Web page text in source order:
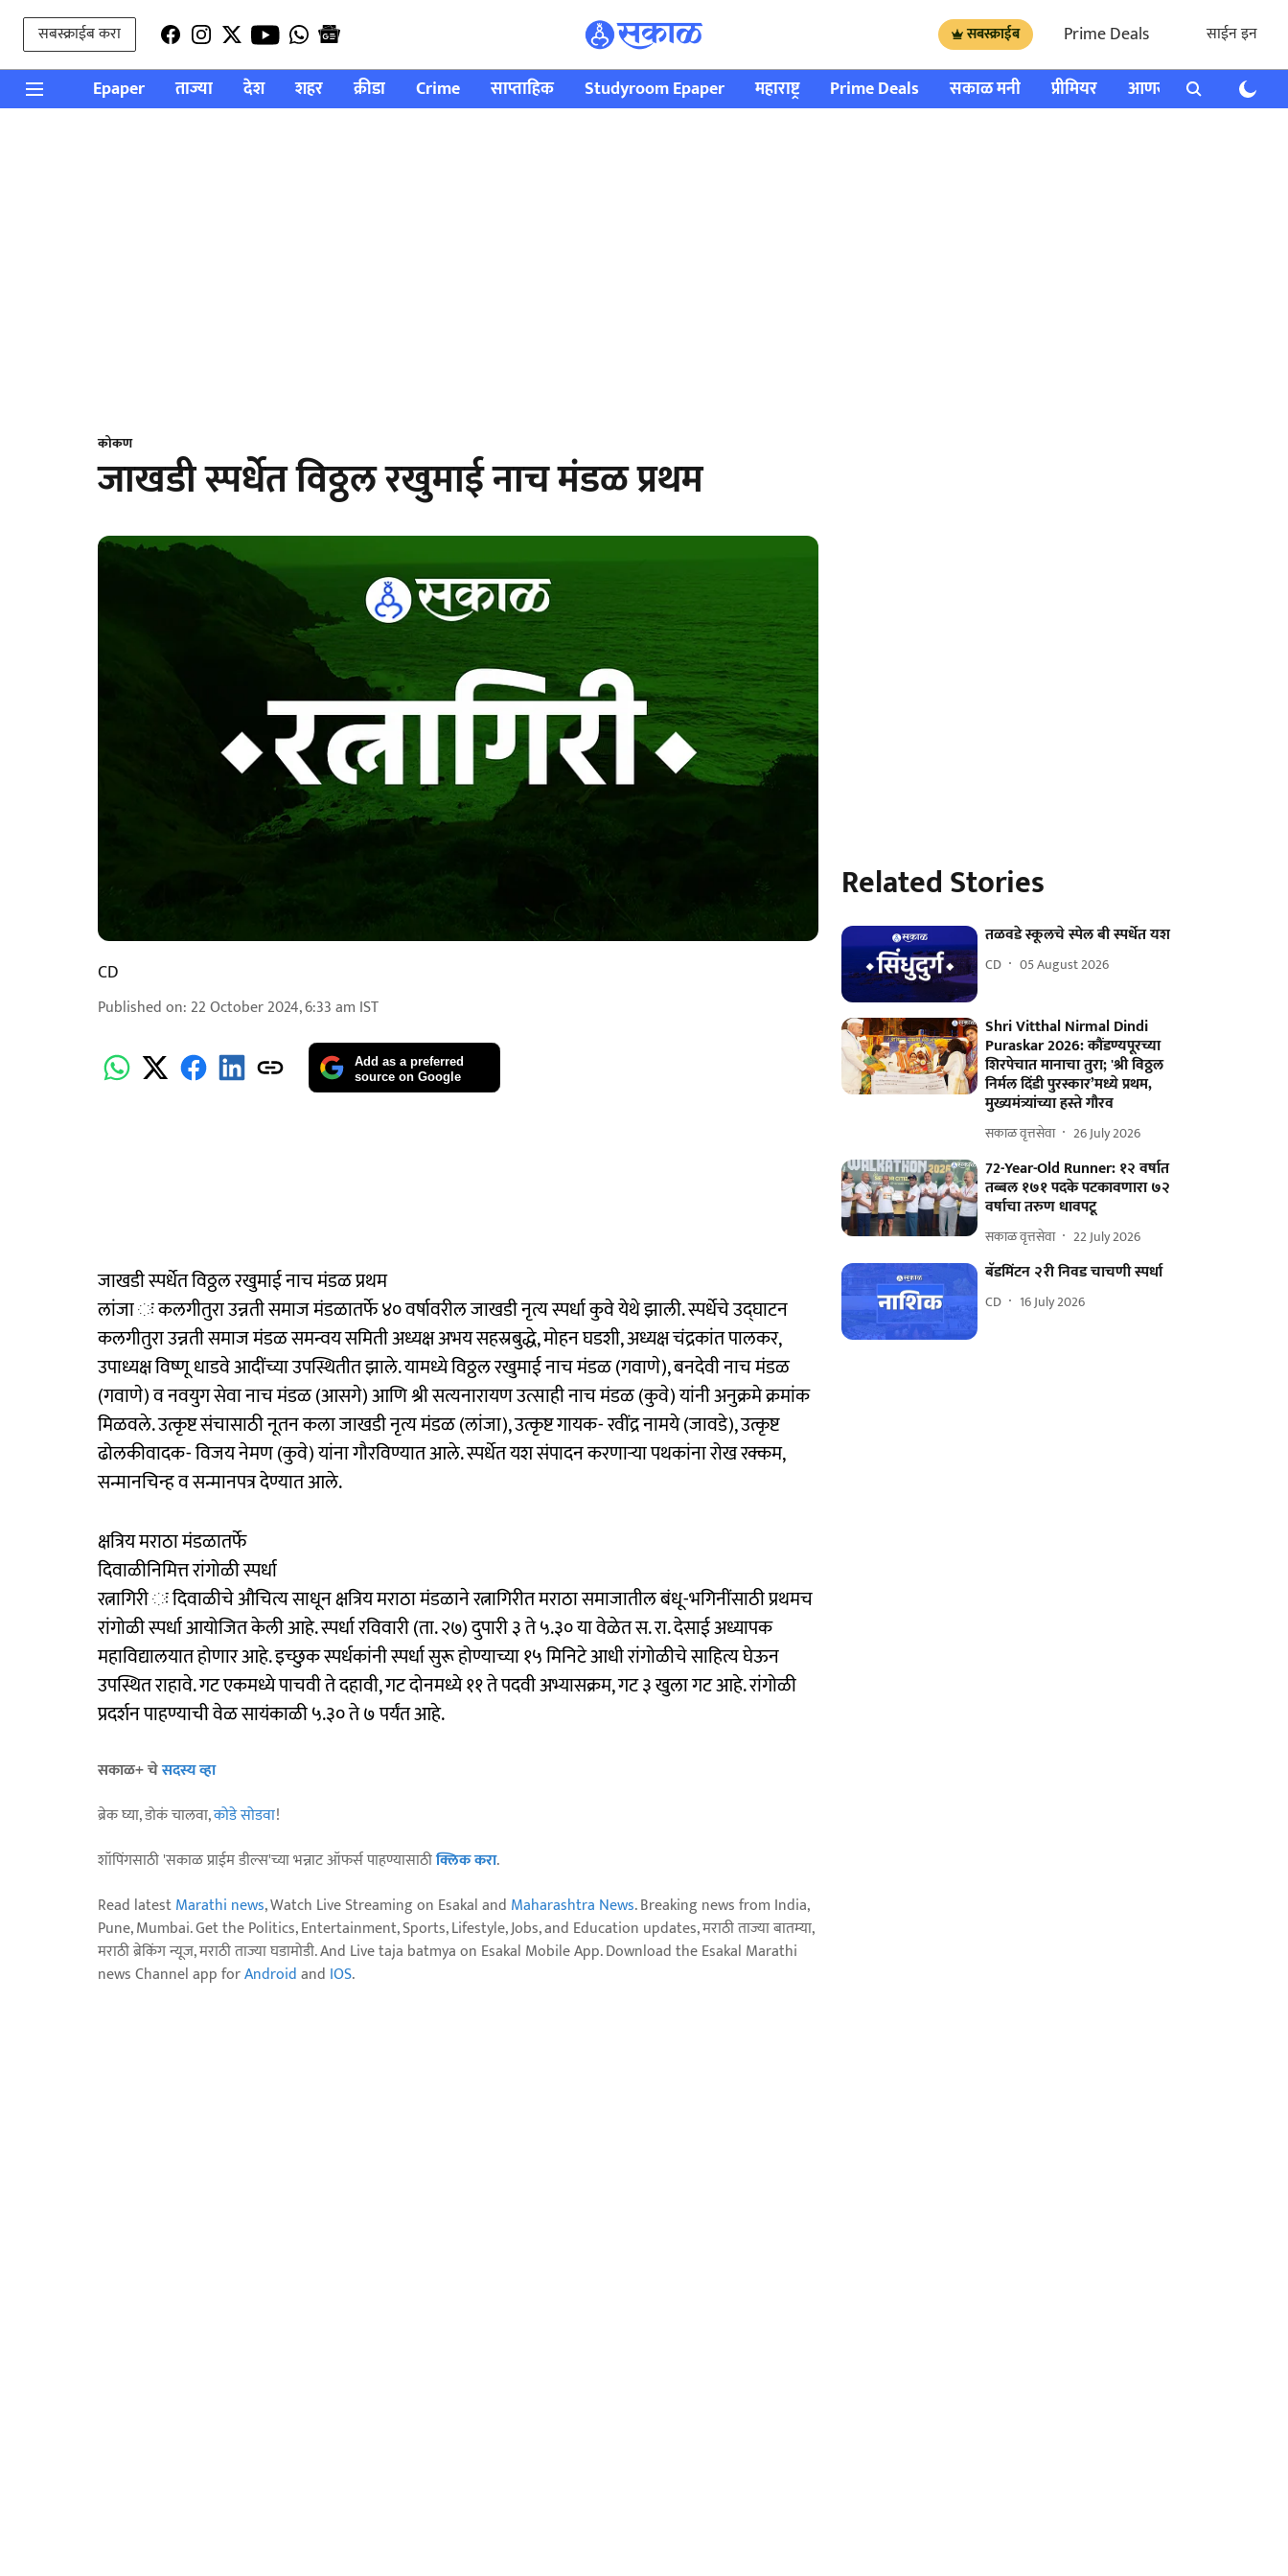
सबस्क्राईब करा सबस्क्राईब Prime Deals साईन इन
Epaper ताज्या देश शहर क्रीडा Crime साप्ताहिक Studyroom Epaper महाराष्ट्र Prime Deals सकाळ मनी प्रीमियर आणखी राशी भविष्य
कोकण
जाखडी स्पर्धेत विठ्ठल रखुमाई नाच मंडळ प्रथम
CD
Published on: 22 October 2024, 6:33 am IST
Add as a preferred
source on Google
जाखडी स्पर्धेत विठ्ठल रखुमाई नाच मंडळ प्रथम
लांजा ः कलगीतुरा उन्नती समाज मंडळातर्फे ४० वर्षावरील जाखडी नृत्य स्पर्धा कुवे येथे झाली. स्पर्धेचे उद्घाटन
कलगीतुरा उन्नती समाज मंडळ समन्वय समिती अध्यक्ष अभय सहस्रबुद्धे, मोहन घडशी, अध्यक्ष चंद्रकांत पालकर,
उपाध्यक्ष विष्णू धाडवे आदींच्या उपस्थितीत झाले. यामध्ये विठ्ठल रखुमाई नाच मंडळ (गवाणे), बनदेवी नाच मंडळ
(गवाणे) व नवयुग सेवा नाच मंडळ (आसगे) आणि श्री सत्यनारायण उत्साही नाच मंडळ (कुवे) यांनी अनुक्रमे क्रमांक
मिळवले. उत्कृष्ट संचासाठी नूतन कला जाखडी नृत्य मंडळ (लांजा), उत्कृष्ट गायक- रवींद्र नामये (जावडे), उत्कृष्ट
ढोलकीवादक- विजय नेमण (कुवे) यांना गौरविण्यात आले. स्पर्धेत यश संपादन करणाऱ्या पथकांना रोख रक्कम,
सन्मानचिन्ह व सन्मानपत्र देण्यात आले.
क्षत्रिय मराठा मंडळातर्फे
दिवाळीनिमित्त रांगोळी स्पर्धा
रत्नागिरी ः दिवाळीचे औचित्य साधून क्षत्रिय मराठा मंडळाने रत्नागिरीत मराठा समाजातील बंधू-भगिनींसाठी प्रथमच
रांगोळी स्पर्धा आयोजित केली आहे. स्पर्धा रविवारी (ता. २७) दुपारी ३ ते ५.३० या वेळेत स. रा. देसाई अध्यापक
महाविद्यालयात होणार आहे. इच्छुक स्पर्धकांनी स्पर्धा सुरू होण्याच्या १५ मिनिटे आधी रांगोळीचे साहित्य घेऊन
उपस्थित राहावे. गट एकमध्ये पाचवी ते दहावी, गट दोनमध्ये ११ ते पदवी अभ्यासक्रम, गट ३ खुला गट आहे. रांगोळी
प्रदर्शन पाहण्याची वेळ सायंकाळी ५.३० ते ७ पर्यंत आहे.
सकाळ+ चेसदस्य व्हा
ब्रेक घ्या, डोकं चालवा,कोडे सोडवा!
शॉपिंगसाठी 'सकाळ प्राईम डील्स'च्या भन्नाट ऑफर्स पाहण्यासाठीक्लिक करा.
Read latestMarathi news, Watch Live Streaming on Esakal and Maharashtra News. Breaking news from India,
Pune, Mumbai. Get the Politics, Entertainment, Sports, Lifestyle, Jobs, and Education updates, मराठी ताज्या बातम्या,
मराठी ब्रेकिंग न्यूज, मराठी ताज्या घडामोडी. And Live taja batmya on Esakal Mobile App. Download the Esakal Marathi
news Channel app forAndroidand IOS.
Related Stories
तळवडे स्कूलचे स्पेल बी स्पर्धेत यश
CD 05 August 2026
Shri Vitthal Nirmal Dindi
Puraskar 2026: कौंडण्यपूरच्या
शिरपेचात मानाचा तुरा; 'श्री विठ्ठल
निर्मल दिंडी पुरस्कार’मध्ये प्रथम,
मुख्यमंत्र्यांच्या हस्ते गौरव
सकाळ वृत्तसेवा 26 July 2026
72-Year-Old Runner: १२ वर्षात
तब्बल १७१ पदके पटकावणारा ७२
वर्षाचा तरुण धावपटू
सकाळ वृत्तसेवा 22 July 2026
बॅडमिंटन २री निवड चाचणी स्पर्धा
CD 16 July 2026